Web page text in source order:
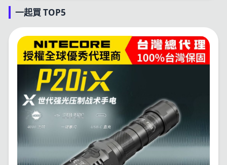
一起買 TOP5